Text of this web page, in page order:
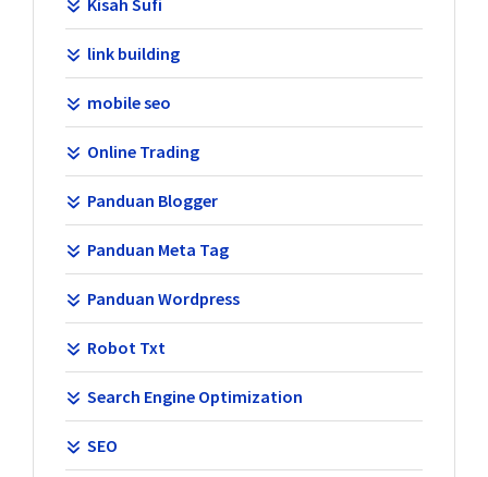
link building
mobile seo
Online Trading
Panduan Blogger
Panduan Meta Tag
Panduan Wordpress
Robot Txt
Search Engine Optimization
SEO